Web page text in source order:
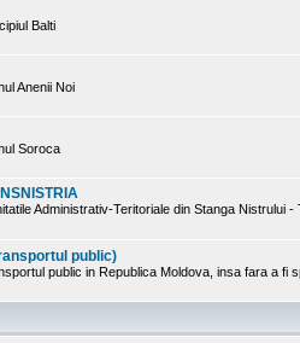
Balti
Anenii Noi
Soroca
Administrativ-Teritoriale din Stanga Nistrului -
public)
public in Republica Moldova, insa fara a fi